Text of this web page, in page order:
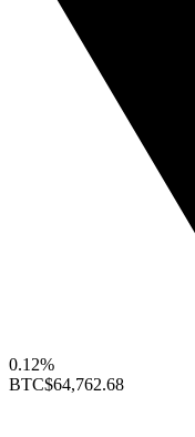
0.12%
BTC$64,762.68